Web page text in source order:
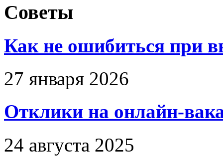
Советы
Как не ошибиться при
27 января 2026
Отклики на онлайн-
24 августа 2025